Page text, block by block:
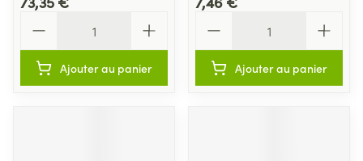
Ajouter au panier Ajouter au panier